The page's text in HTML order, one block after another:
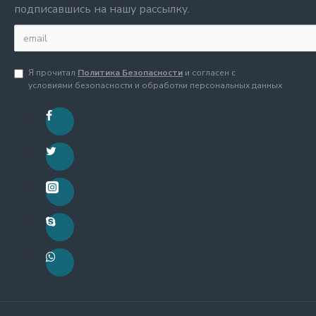
подписавшись на нашу рассылку.
Я прочитал Политика Безопасности и согласен с
условиями безопасности и обработки персональных данных